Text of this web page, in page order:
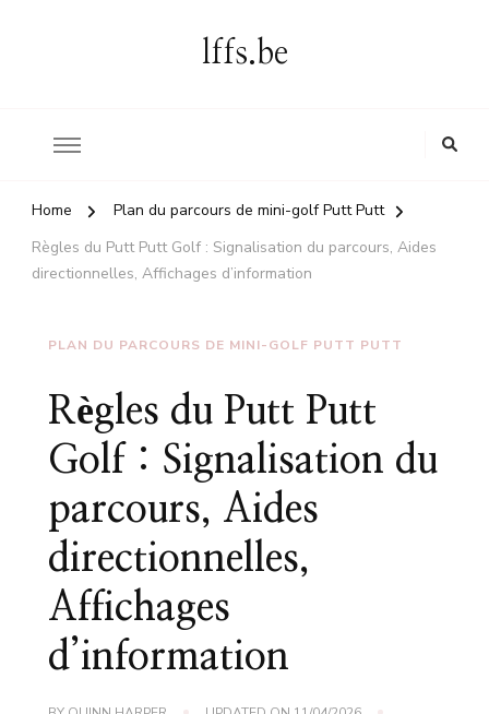
lffs.be
Home
Plan du parcours de mini-golf Putt Putt
Règles du Putt Putt Golf : Signalisation du parcours, Aides
directionnelles, Affichages d’information
PLAN DU PARCOURS DE MINI-GOLF PUTT PUTT
Règles du Putt Putt
Golf : Signalisation du
parcours, Aides
directionnelles,
Affichages
d’information